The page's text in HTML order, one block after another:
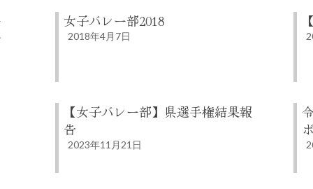
女子バレー部2018
2018年4月7日
【女子バレー部】県選手権結果報
告
2023年11月21日